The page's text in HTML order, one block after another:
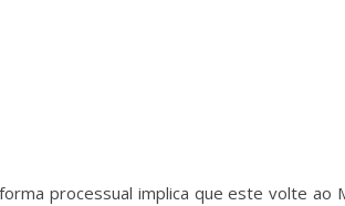
processual implica que este volte ao